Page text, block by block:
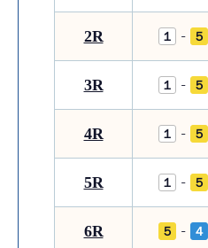
2R １ - ５
3R １ - ５
4R １ - ５
5R １ - ５
6R ５ - ４